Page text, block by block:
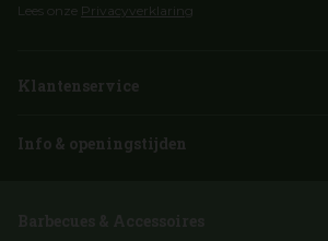
Lees onze Privacyverklaring
Klantenservice
Info & openingstijden